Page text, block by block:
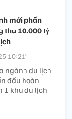
mới phấn
thu 10.000 tỷ
10:21’
ngành du lịch
đấu hoàn
1 khu du lịch